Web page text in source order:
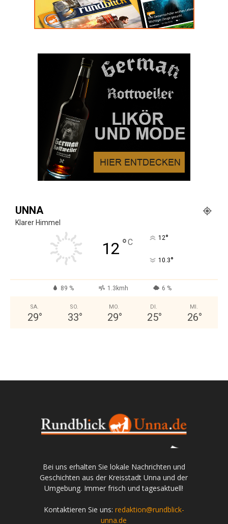
UNNA
Klarer Himmel
12 °C 12°
10.3°
89 % 1.3kmh 6 %
SA.
29°
SO.
33°
MO.
29°
DI.
25°
MI.
26°
Bei uns erhalten Sie lokale Nachrichten und
Geschichten aus der Kreisstadt Unna und der
Umgebung. Immer frisch und tagesaktuell!
Kontaktieren Sie uns: redaktion@rundblick-
unna.de